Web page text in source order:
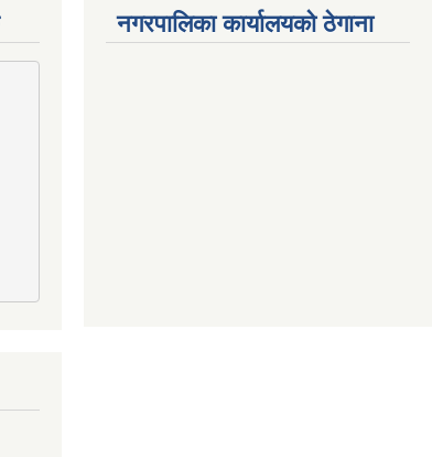
नगरपालिका कार्यालयको ठेगाना